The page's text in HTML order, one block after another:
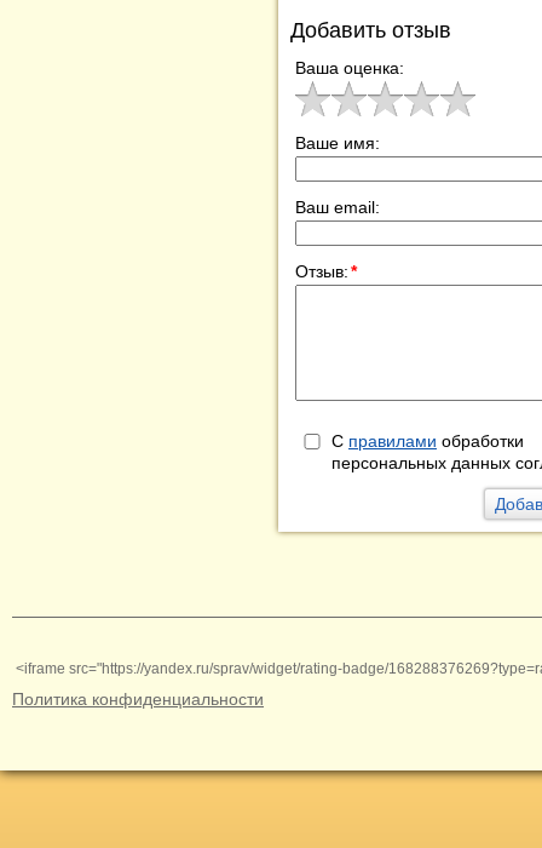
Добавить отзыв
Ваша оценка:
Ваше имя:
Ваш email:
Отзыв:*
С правилами обработки
персональных данных
<iframe src="https://yandex.ru/sprav/widget/rating-badge/
Политика конфиденциальности